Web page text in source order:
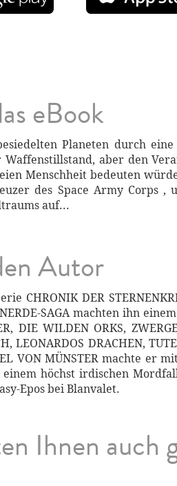
eBook
Planeten durch
aber den
Menschheit bedeuten
des Space Army Corps
auf...
Autor
CHRONIK DER
SAGA machten ihn
DIE WILDEN ORKS,
DRACHEN,
VON MÜNSTER machte er
höchst irdischen
Epos bei Blanvalet.
Ihnen auch